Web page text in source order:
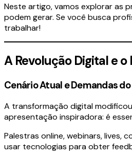
Neste artigo, vamos explorar as
podem gerar. Se você busca
trabalhar!
A Revolução Digital e
Cenário Atual e Demandas
A transformação digital
apresentação inspiradora: é
Palestras online, webinars, lives,
usar tecnologias para obter